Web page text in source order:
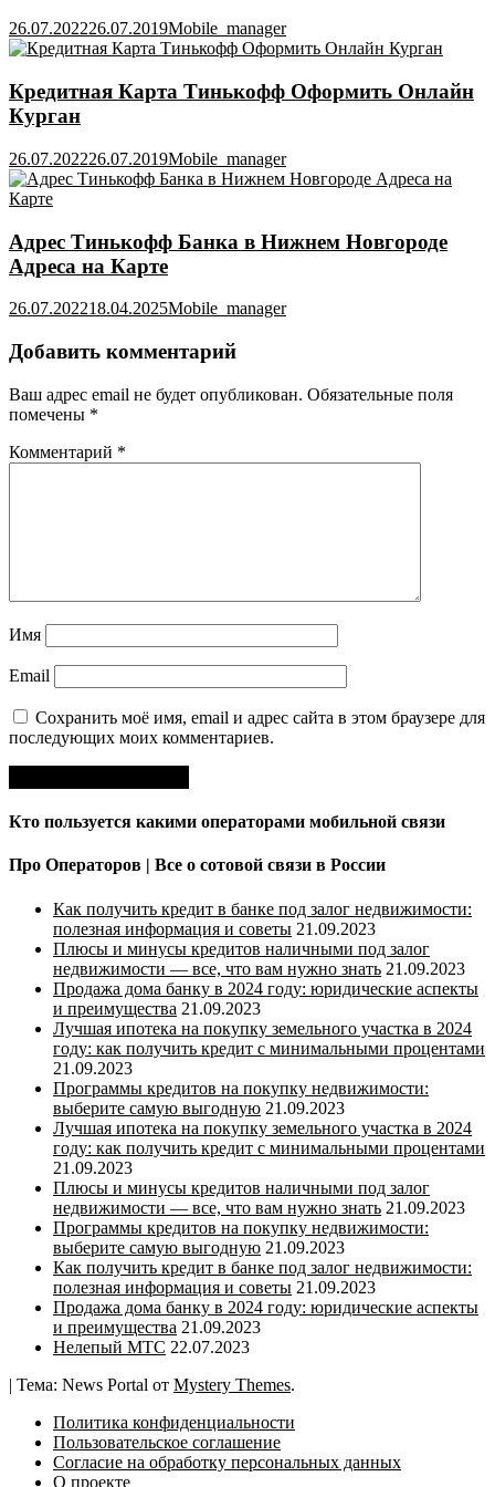
26.07.202226.07.2019Mobile_manager
Кредитная Карта Тинькофф Оформить Онлайн
Курган
26.07.202226.07.2019Mobile_manager
Адрес Тинькофф Банка в Нижнем Новгороде
Адреса на Карте
26.07.202218.04.2025Mobile_manager
Добавить комментарий
Ваш адрес email не будет опубликован. Обязательные поля
помечены *
Комментарий *
Имя
Email
Сохранить моё имя, email и адрес сайта в этом браузере для
последующих моих комментариев.
Кто пользуется какими операторами мобильной связи
Про Операторов | Все о сотовой связи в России
Как получить кредит в банке под залог недвижимости:
полезная информация и советы 21.09.2023
Плюсы и минусы кредитов наличными под залог
недвижимости — все, что вам нужно знать 21.09.2023
Продажа дома банку в 2024 году: юридические аспекты
и преимущества 21.09.2023
Лучшая ипотека на покупку земельного участка в 2024
году: как получить кредит с минимальными процентами
21.09.2023
Программы кредитов на покупку недвижимости:
выберите самую выгодную 21.09.2023
Лучшая ипотека на покупку земельного участка в 2024
году: как получить кредит с минимальными процентами
21.09.2023
Плюсы и минусы кредитов наличными под залог
недвижимости — все, что вам нужно знать 21.09.2023
Программы кредитов на покупку недвижимости:
выберите самую выгодную 21.09.2023
Как получить кредит в банке под залог недвижимости:
полезная информация и советы 21.09.2023
Продажа дома банку в 2024 году: юридические аспекты
и преимущества 21.09.2023
Нелепый МТС 22.07.2023
| Тема: News Portal от Mystery Themes.
Политика конфиденциальности
Пользовательское соглашение
Согласие на обработку персональных данных
О проекте